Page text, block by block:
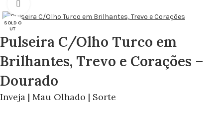
SOLD O
UT
Pulseira C/Olho Turco em
Brilhantes, Trevo e Corações –
Dourado
Inveja | Mau Olhado | Sorte